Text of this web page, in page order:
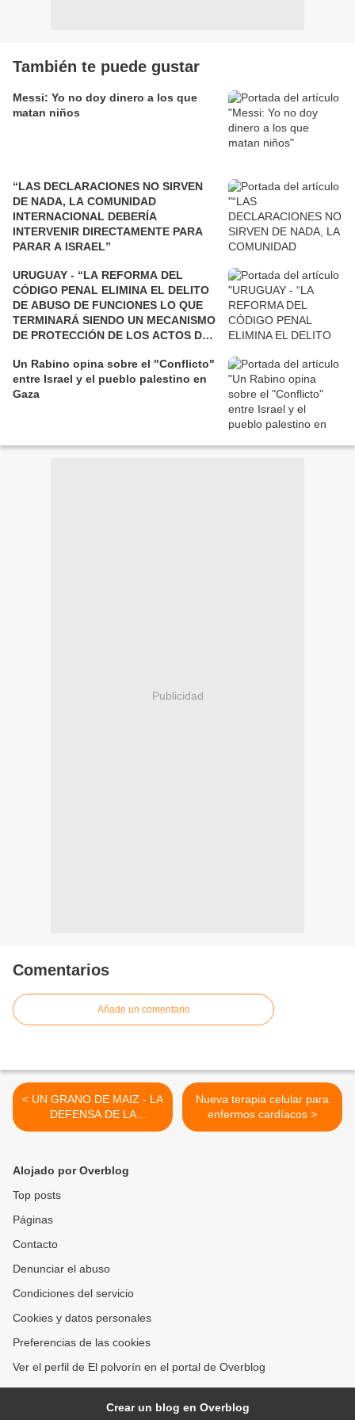
También te puede gustar
Messi: Yo no doy dinero a los que
matan niños
“LAS DECLARACIONES NO SIRVEN
DE NADA, LA COMUNIDAD
INTERNACIONAL DEBERÍA
INTERVENIR DIRECTAMENTE PARA
PARAR A ISRAEL”
URUGUAY - “LA REFORMA DEL
CÓDIGO PENAL ELIMINA EL DELITO
DE ABUSO DE FUNCIONES LO QUE
TERMINARÁ SIENDO UN MECANISMO
DE PROTECCIÓN DE LOS ACTOS DE
Un Rabino opina sobre el "Conflicto"
entre Israel y el pueblo palestino en
Gaza
Publicidad
Comentarios
Añade un comentario
< UN GRANO DE MAIZ - LA
DEFENSA DE LA
REVOLUCIÓN
Nueva terapia celular para
enfermos cardíacos >
Alojado por Overblog
Top posts
Páginas
Contacto
Denunciar el abuso
Condiciones del servicio
Cookies y datos personales
Preferencias de las cookies
Ver el perfil de El polvorín en el portal de Overblog
Crear un blog en Overblog